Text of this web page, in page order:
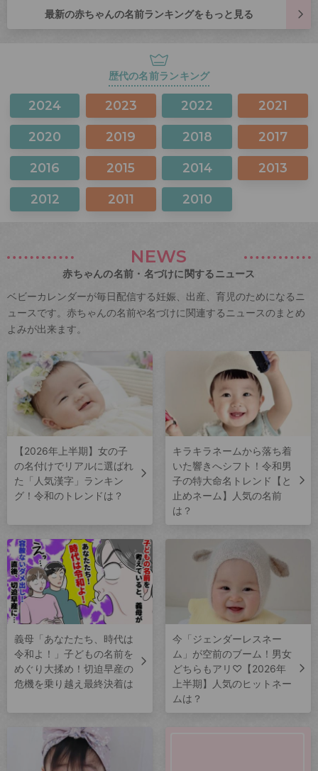
最新の赤ちゃんの名前ランキングをもっと見る
歴代の名前ランキング
2024 2023 2022 2021
2020 2019 2018 2017
2016 2015 2014 2013
2012 2011 2010
NEWS
赤ちゃんの名前・名づけに関するニュース
ベビーカレンダーが毎日配信する妊娠、出産、育児のためになるニ
ュースです。赤ちゃんの名前や名づけに関連するニュースのまとめ
よみが出来ます。
【2026年上半期】女の子
の名付けでリアルに選ばれ
た「人気漢字」ランキン
グ！令和のトレンドは？
キラキラネームから落ち着
いた響きへシフト！令和男
子の特大命名トレンド【と
止めネーム】人気の名前
は？
義母「あなたたち、時代は
令和よ！」子どもの名前を
めぐり大揉め！切迫早産の
危機を乗り越え最終決着は
今「ジェンダーレスネー
ム」が空前のブーム！男女
どちらもアリ♡【2026年
上半期】人気のヒットネー
ムは？